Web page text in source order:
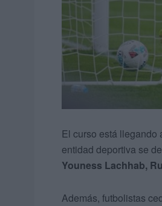
El curso está llegando
entidad deportiva se
Youness Lachhab,
Además, futbolistas